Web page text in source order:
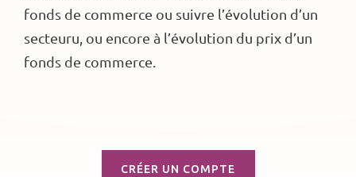
fonds de commerce ou suivre l’évolution d’un
secteuru, ou encore à l’évolution du prix d’un
fonds de commerce.
CRÉER UN COMPTE